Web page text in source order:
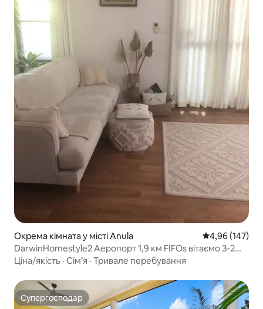
Окрема кімната у місті Anula Середня
4,96 (147)
DarwinHomestyle2 Аеропорт 1,9 км FIFOs вітаємо 3-2
ранку
Ціна/якість · Сім’я · Тривале перебування
Супергосподар
Супергосподар